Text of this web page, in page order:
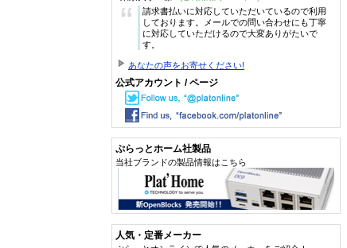
“
請求書払いに対応していただいているので利用
しております。メールでの問い合わせにも丁寧
に対応していただけるので大変ありがたいで
す。
あなたの声をお寄せください!
公式アカウント / ページ
ぷらっとホーム社製品
当社ブランドの製品情報はこちら
人気・定番メーカー